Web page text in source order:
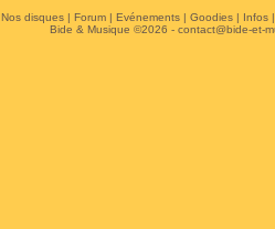
Nos disques| Forum| Evénements| Goodies| Infos
Bide & Musique ©2026 - contact@bide-et-